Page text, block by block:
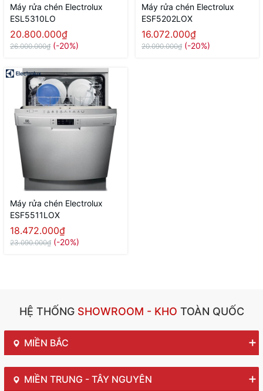
Máy rửa chén Electrolux
ESL5310LO
20.800.000₫
26.000.000₫ (-20%)
Máy rửa chén Electrolux
ESF5202LOX
16.072.000₫
20.090.000₫ (-20%)
Máy rửa chén Electrolux
ESF5511LOX
18.472.000₫
23.090.000₫ (-20%)
HỆ THỐNGSHOWROOM - KHO TOÀN QUỐC
MIỀN BẮC
MIỀN TRUNG - TÂY NGUYÊN